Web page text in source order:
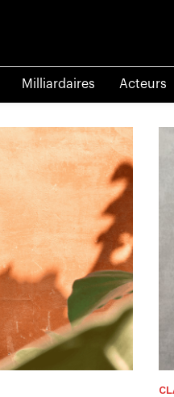
Milliardaires Acteurs